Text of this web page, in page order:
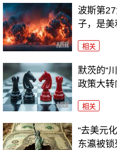
波斯第
子，是美
相关
默茨的“
政策大转
相关
“去美元
东瀛被锁